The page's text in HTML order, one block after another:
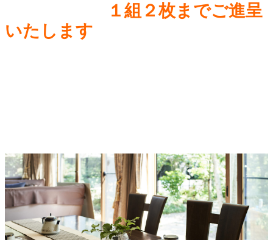
１組２枚までご進呈
いたします